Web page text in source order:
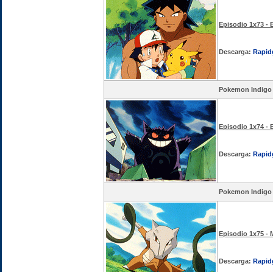
Episodio 1x73 -
Descarga:
Pokemon Indigo
Episodio 1x74 -
Descarga:
Pokemon Indigo
Episodio 1x75 -
Descarga: